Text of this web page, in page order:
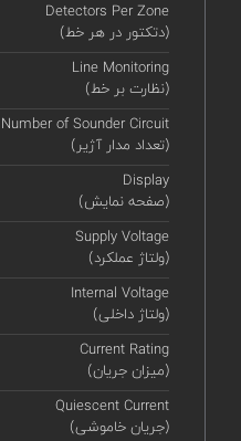
Detectors Per Zone
(دتکتور در هر خط)
Line Monitoring
(نظارت بر خط)
Number of Sounder Circuit
(تعداد مدار آژیر)
Display
(صفحه نمایش)
Supply Voltage
(ولتاژ عملکرد)
Internal Voltage
(ولتاژ داخلی)
Current Rating
(میزان جریان)
Quiescent Current
(جریان خاموشی)